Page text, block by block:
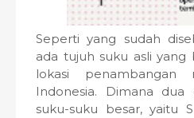
Seperti yang sudah
ada tujuh suku asli
lokasi
Indonesia. Dimana dua
suku-suku besar, yaitu